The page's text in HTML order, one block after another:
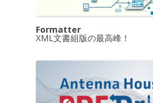
Formatter
XML文書組版の最高峰！